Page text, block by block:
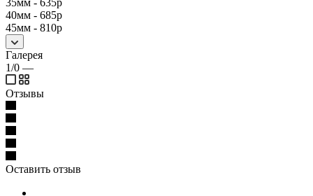
40мм - 685р
45мм - 810р
Галерея
1/0 —
Отзывы
Оставить отзыв